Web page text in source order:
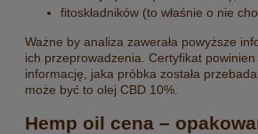
fitoskładników (to właśnie o nie
Ważne by analiza zawerała powyższe
ich przeprowadzenia. Certyfikat
informację, jaka próbka została
może być to olej CBD 10%.
Hemp oil cena –